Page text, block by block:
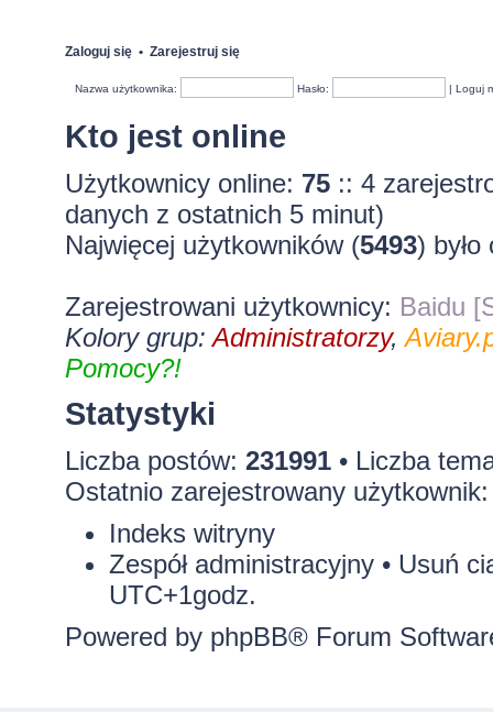
Zaloguj się• Zarejestruj się
Nazwa użytkownika: Hasło: |Loguj
Kto jest online
Użytkownicy online: 75:: 4
danych z ostatnich 5 minut)
Najwięcej użytkowników (5493)
Zarejestrowani użytkownicy: Baidu
Kolory grup:Administratorzy,
Pomocy?!
Statystyki
Liczba postów: 231991• Liczba
Ostatnio zarejestrowany
Indeks witryny
Zespół administracyjny• Usuń
UTC+1godz.
Powered by phpBB® Forum